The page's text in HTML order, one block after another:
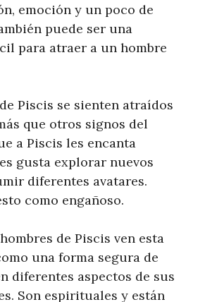
emoción y un poco de
puede ser una
para atraer a un hombre
Piscis se sienten atraídos
que otros signos del
a Piscis les encanta
gusta explorar nuevos
diferentes avatares.
como engañoso.
de Piscis ven esta
una forma segura de
diferentes aspectos de sus
Son espirituales y están